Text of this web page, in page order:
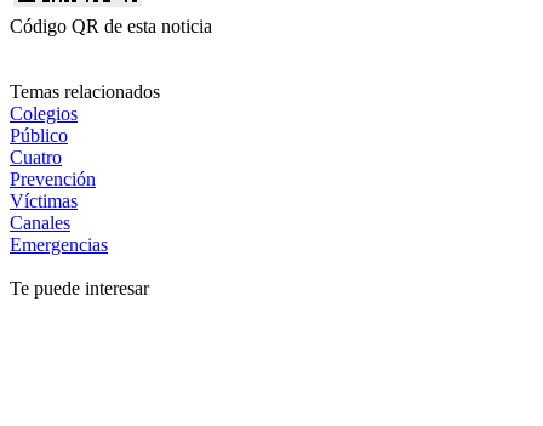
Código QR de esta noticia
Temas relacionados
Colegios
Público
Cuatro
Prevención
Víctimas
Canales
Emergencias
Te puede interesar